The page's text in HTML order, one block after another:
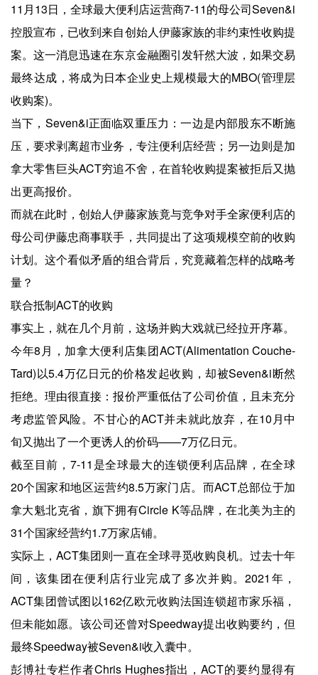
11月13日，全球最大便利店运营商7-11的母公司Seven&i
控股宣布，已收到来自创始人伊藤家族的非约束性收购提
案。这一消息迅速在东京金融圈引发轩然大波，如果交易
最终达成，将成为日本企业史上规模最大的MBO(管理层
收购案)。
当下，Seven&i正面临双重压力：一边是内部股东不断施
压，要求剥离超市业务，专注便利店经营；另一边则是加
拿大零售巨头ACT穷追不舍，在首轮收购提案被拒后又抛
出更高报价。
而就在此时，创始人伊藤家族竟与竞争对手全家便利店的
母公司伊藤忠商事联手，共同提出了这项规模空前的收购
计划。这个看似矛盾的组合背后，究竟藏着怎样的战略考
量？
联合抵制ACT的收购
事实上，就在几个月前，这场并购大戏就已经拉开序幕。
今年8月，加拿大便利店集团ACT(Alimentation Couche-
Tard)以5.4万亿日元的价格发起收购，却被Seven&i断然
拒绝。理由很直接：报价严重低估了公司价值，且未充分
考虑监管风险。不甘心的ACT并未就此放弃，在10月中
旬又抛出了一个更诱人的价码——7万亿日元。
截至目前，7-11是全球最大的连锁便利店品牌，在全球
20个国家和地区运营约8.5万家门店。而ACT总部位于加
拿大魁北克省，旗下拥有Circle K等品牌，在北美为主的
31个国家经营约1.7万家店铺。
实际上，ACT集团则一直在全球寻觅收购良机。过去十年
间，该集团在便利店行业完成了多次并购。2021年，
ACT集团曾试图以162亿欧元收购法国连锁超市家乐福，
但未能如愿。该公司还曾对Speedway提出收购要约，但
最终Speedway被Seven&i收入囊中。
彭博社专栏作者Chris Hughes指出，ACT的要约显得有